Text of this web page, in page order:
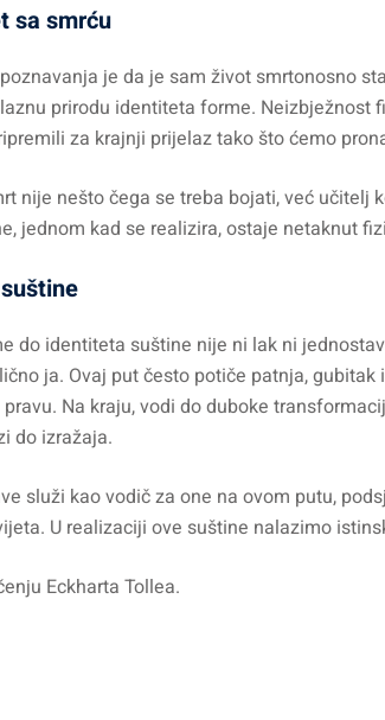
sa smrću
je da je sam život smrtonosno
prirodu identiteta forme.
za krajnji prijelaz tako što ćemo
nije nešto čega se treba bojati, već
jednom kad se realizira, ostaje netaknut
do identiteta suštine nije ni lak ni
ja. Ovaj put često potiče patnja,
Na kraju, vodi do duboke
do izražaja.
služi kao vodič za one na ovom putu,
U realizaciji ove suštine nalazimo
Eckharta Tollea.